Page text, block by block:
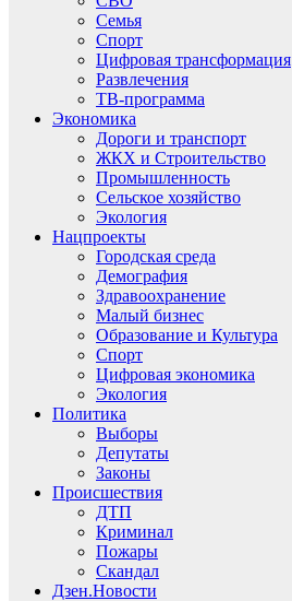
Семья
Спорт
Цифровая трансформация
Развлечения
ТВ-программа
Экономика
Дороги и транспорт
ЖКХ и Строительство
Промышленность
Сельское хозяйство
Экология
Нацпроекты
Городская среда
Демография
Здравоохранение
Малый бизнес
Образование и Культура
Спорт
Цифровая экономика
Экология
Политика
Выборы
Депутаты
Законы
Происшествия
ДТП
Криминал
Пожары
Скандал
Дзен.Новости